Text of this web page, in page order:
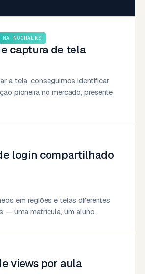
NOCHALKS
captura de tela
a tela, conseguimos identificar
pioneira no mercado, presente
login compartilhado
em regiões e telas diferentes
— uma matrícula, um aluno.
views por aula